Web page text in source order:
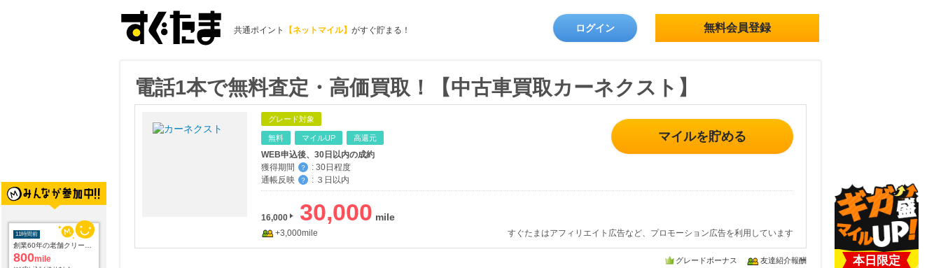
共通ポイント 【ネットマイル】 がすぐ貯まる！ ログイン 無料会員登録
11時間前
創業60年の老舗クリーニング店が贈る【宅配ふとんクリーニングリナビス】
800mile
にお申し込みがありました
電話1本で無料査定・高価買取！【中古車買取カーネクスト】
グレード対象
無料 マイルUP 高還元
WEB申込後、30日以内の成約
獲得期間
？ : 30日程度
通帳反映
？ : ３日以内
マイルを貯める
16,000 30,000
+3,000mile すぐたまはアフィリエイト広告など、プロモーション広告を利用しています
グレードボーナス 友達紹介報酬 本日限定